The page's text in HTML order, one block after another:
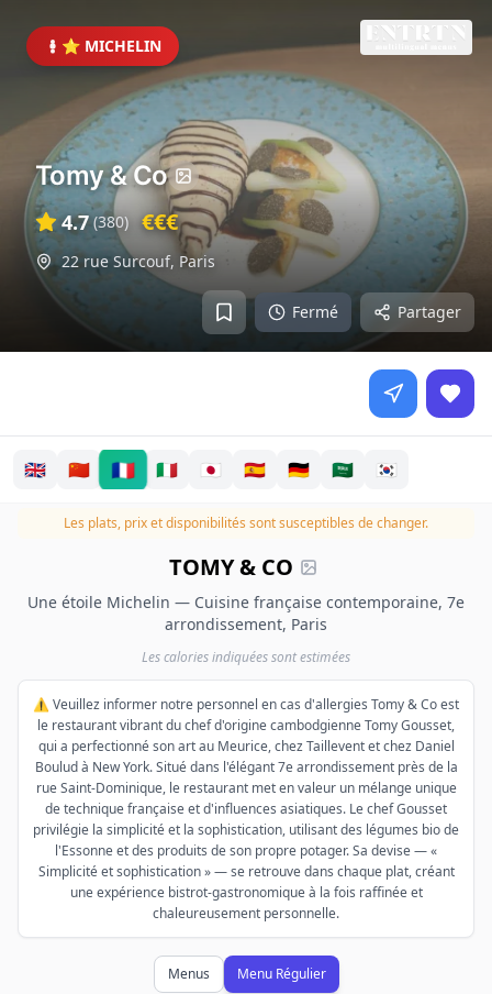
⭐ MICHELIN
Fermé Partager
Tomy & Co
4.7 (380) €€€
22 rue Surcouf, Paris
🇬🇧 🇨🇳 🇫🇷 🇮🇹 🇯🇵 🇪🇸 🇩🇪 🇸🇦 🇰🇷
Les plats, prix et disponibilités sont susceptibles de changer.
TOMY & CO
Une étoile Michelin — Cuisine française contemporaine, 7e
arrondissement, Paris
Les calories indiquées sont estimées
⚠️ Veuillez informer notre personnel en cas d'allergies Tomy & Co est
le restaurant vibrant du chef d'origine cambodgienne Tomy Gousset,
qui a perfectionné son art au Meurice, chez Taillevent et chez Daniel
Boulud à New York. Situé dans l'élégant 7e arrondissement près de la
rue Saint-Dominique, le restaurant met en valeur un mélange unique
de technique française et d'influences asiatiques. Le chef Gousset
privilégie la simplicité et la sophistication, utilisant des légumes bio de
l'Essonne et des produits de son propre potager. Sa devise — «
Simplicité et sophistication » — se retrouve dans chaque plat, créant
une expérience bistrot-gastronomique à la fois raffinée et
chaleureusement personnelle.
Menus Menu Régulier